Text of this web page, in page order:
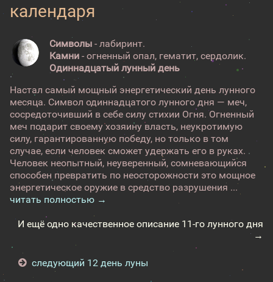
календаря
Символы - лабиринт.
Камни - огненный опал, гематит, сердолик.
Одиннадцатый лунный день
Настал самый мощный энергетический день лунного
месяца. Символ одиннадцатого лунного дня — меч,
сосредоточивший в себе силу стихии Огня. Огненный
меч подарит своему хозяину власть, неукротимую
силу, гарантированную победу, но только в том
случае, если человек сможет удержать его в руках.
Человек неопытный, неуверенный, сомневающийся
способен превратить по неосторожности это мощное
энергетическое оружие в средство разрушения ...
читать полностью →
И ещё одно качественное описание 11-го лунного дня
→
следующий 12 день луны